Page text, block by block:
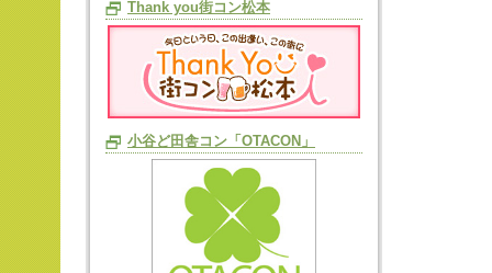
Thank you街コン松本
小谷ど田舎コン「OTACON」